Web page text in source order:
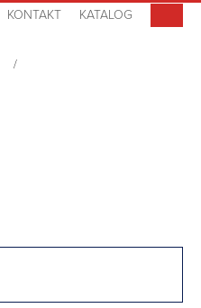
KONTAKT KATALOG